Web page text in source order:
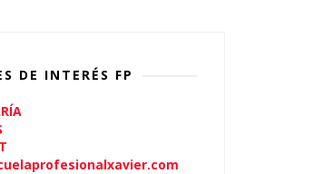
DE INTERÉS FP